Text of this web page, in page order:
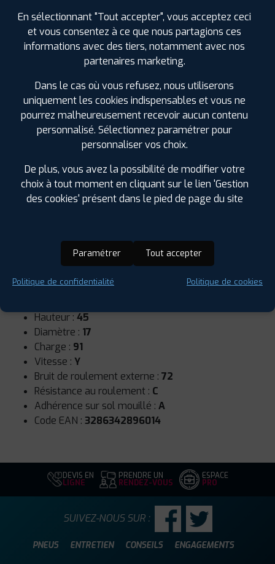
Runflat :Non
Hauteur : 45
Diamètre : 17
Charge : 91
Vitesse : Y
Bruit de roulement externe : 72
Résistance au roulement : C
Adhérence sur sol mouillé : A
Code EAN : 3286342896014
DEVIS EN
LIGNE
PRENDRE UN
RENDEZ-VOUS
ESPACE
PRO
PNEUS ENTRETIEN CONSEILS ENGAGEMENTS
SUIVEZ-NOUS SUR :
En sélectionnant "Tout accepter", vous acceptez ceci
et vous consentez à ce que nous partagions ces
informations avec des tiers, notamment avec nos
partenaires marketing.
Dans le cas où vous refusez, nous utiliserons
uniquement les cookies indispensables et vous ne
pourrez malheureusement recevoir aucun contenu
personnalisé. Sélectionnez paramétrer pour
personnaliser vos choix.
De plus, vous avez la possibilité de modifier votre
choix à tout moment en cliquant sur le lien 'Gestion
des cookies' présent dans le pied de page du site
Paramétrer Tout accepter
Politique de confidentialité Politique de cookies